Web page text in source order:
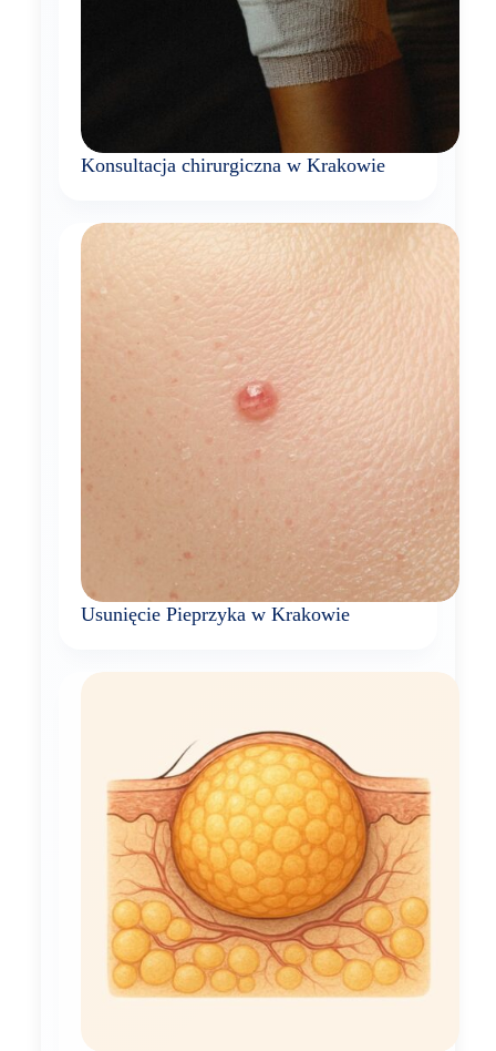
Konsultacja chirurgiczna w Krakowie
Usunięcie Pieprzyka w Krakowie